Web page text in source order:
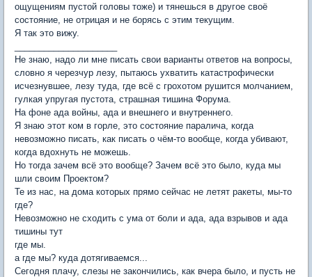
ощущениям пустой головы тоже) и тянешься в другое своё
состояние, не отрицая и не борясь с этим текущим.
Я так это вижу.
Не знаю, надо ли мне писать свои варианты ответов на вопросы,
словно я черезчур лезу, пытаюсь ухватить катастрофически
исчезнувшее, лезу туда, где всё с грохотом рушится молчанием,
гулкая упругая пустота, страшная тишина Форума.
На фоне ада войны, ада и внешнего и внутреннего.
Я знаю этот ком в горле, это состояние паралича, когда
невозможно писать, как писать о чём-то вообще, когда убивают,
когда вдохнуть не можешь.
Но тогда зачем всë это вообще? Зачем всë это было, куда мы
шли своим Проектом?
Те из нас, на дома которых прямо сейчас не летят ракеты, мы-то
где?
Невозможно не сходить с ума от боли и ада, ада взрывов и ада
тишины тут
где мы.
а где мы? куда дотягиваемся...
Сегодня плачу, слезы не закончились, как вчера было, и пусть не